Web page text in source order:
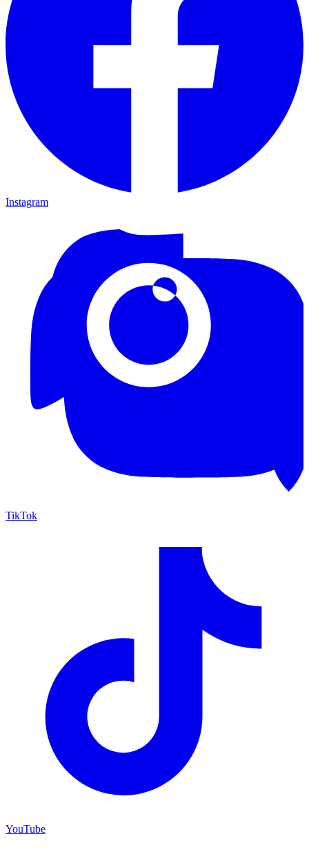
Instagram
TikTok
YouTube